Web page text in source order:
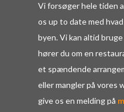
Vi forsøger hele tiden
os up to date med
byen. Vi kan altid
hører du om en
et spændende
eller mangler på vores
give os en melding på